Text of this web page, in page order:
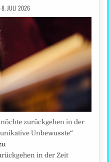
8. JULI 2026
zurückgehen in der
Unbewusste“
in der Zeit